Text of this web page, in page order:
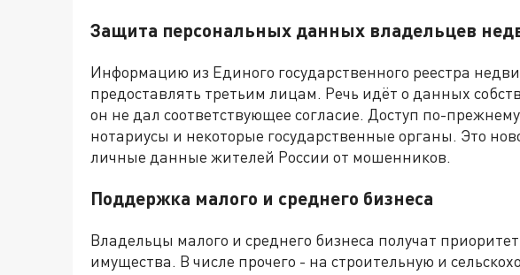
Защита персональных данных владельцев
Информацию из Единого государственного реестра
предоставлять третьим лицам. Речь идёт о данных
он не дал соответствующее согласие. Доступ по-прежнему
нотариусы и некоторые государственные органы. Это
личные данные жителей России от мошенников.
Поддержка малого и среднего бизнеса
Владельцы малого и среднего бизнеса получат
имущества. В числе прочего - на строительную и